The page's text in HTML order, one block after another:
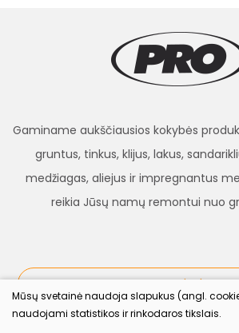
Gaminame aukščiausios kokybės
gruntus, tinkus, klijus, lakus,
medžiagas, aliejus ir impregnantus
reikia Jūsų namų remontui nuo
procolor.lt
Mūsų svetainė naudoja slapukus (angl.
naudojami statistikos ir rinkodaros tikslais.